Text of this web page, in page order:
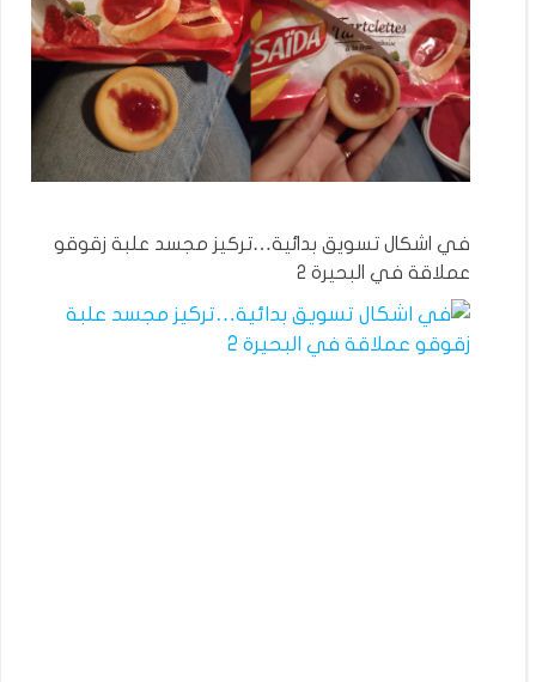
في اشكال تسويق بدائية…تركيز مجسد علبة زقوقو
عملاقة في البحيرة 2